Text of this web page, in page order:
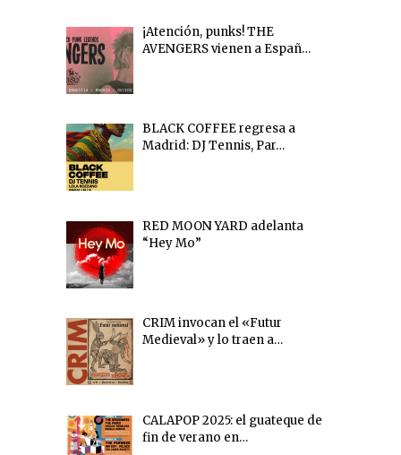
¡Atención, punks! THE
AVENGERS vienen a Españ…
BLACK COFFEE regresa a
Madrid: DJ Tennis, Par…
RED MOON YARD adelanta
“Hey Mo”
CRIM invocan el «Futur
Medieval» y lo traen a…
CALAPOP 2025: el guateque de
fin de verano en…